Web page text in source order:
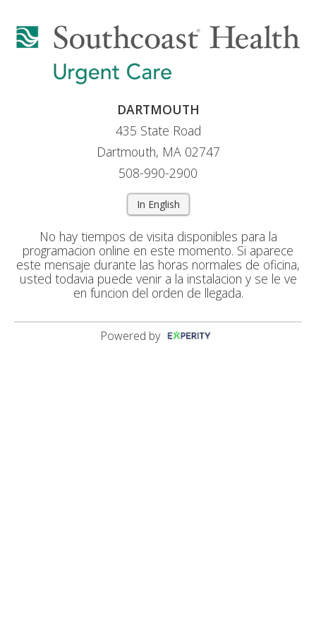
DARTMOUTH
435 State Road
Dartmouth, MA 02747
508-990-2900
In English
No hay tiempos de visita disponibles para la
programacion online en este momento. Si aparece
este mensaje durante las horas normales de oficina,
usted todavia puede venir a la instalacion y se le ve
en funcion del orden de llegada.
Powered by